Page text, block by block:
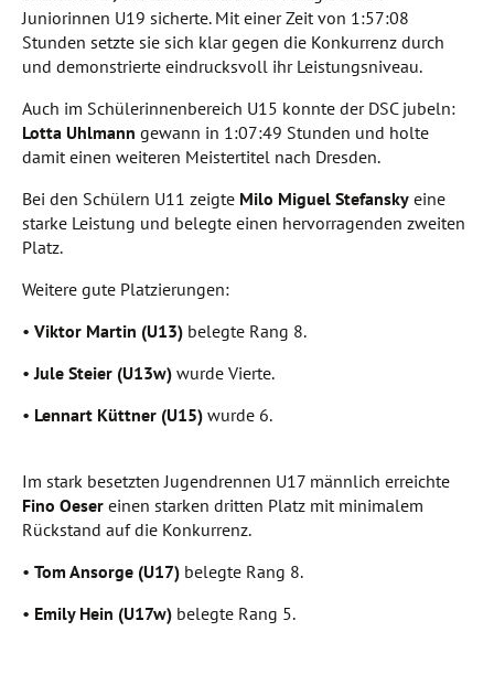
Juniorinnen U19 sicherte. Mit einer Zeit von 1:57:08
Stunden setzte sie sich klar gegen die Konkurrenz durch
und demonstrierte eindrucksvoll ihr Leistungsniveau.
Auch im Schülerinnenbereich U15 konnte der DSC jubeln:
Lotta Uhlmann gewann in 1:07:49 Stunden und holte
damit einen weiteren Meistertitel nach Dresden.
Bei den Schülern U11 zeigte Milo Miguel Stefansky eine
starke Leistung und belegte einen hervorragenden zweiten
Platz.
Weitere gute Platzierungen:
• Viktor Martin (U13) belegte Rang 8.
•Jule Steier (U13w) wurde Vierte.
• Lennart Küttner (U15) wurde 6.
Im stark besetzten Jugendrennen U17 männlich erreichte
Fino Oeser einen starken dritten Platz mit minimalem
Rückstand auf die Konkurrenz.
• Tom Ansorge (U17) belegte Rang 8.
• Emily Hein (U17w) belegte Rang 5.